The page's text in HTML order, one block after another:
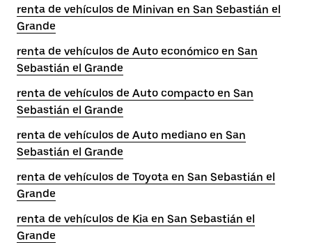
renta de vehículos de Minivan en San Sebastián el
Grande
renta de vehículos de Auto económico en San
Sebastián el Grande
renta de vehículos de Auto compacto en San
Sebastián el Grande
renta de vehículos de Auto mediano en San
Sebastián el Grande
renta de vehículos de Toyota en San Sebastián el
Grande
renta de vehículos de Kia en San Sebastián el
Grande